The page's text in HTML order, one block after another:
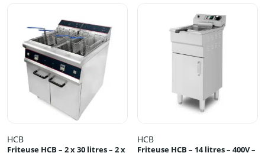
HCB
Friteuse HCB – 2 x 30 litres – 2 x
HCB
Friteuse HCB – 14 litres – 400V –